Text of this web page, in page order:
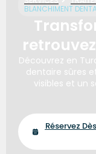
BLANCHIMENT
Découvrez en
dentaire sûres
visibles et un
Réservez